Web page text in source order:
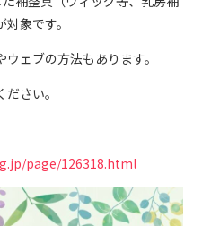
象です。
ェブの方法もあります。
さい。
page/126318.html